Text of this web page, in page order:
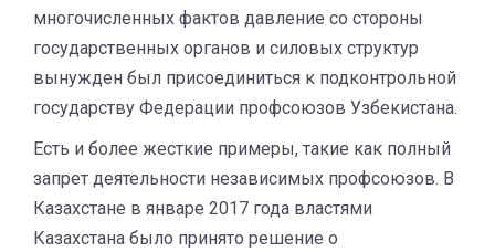
многочисленных фактов давление со стороны
государственных органов и силовых структур
вынужден был присоединиться к подконтрольной
государству Федерации профсоюзов Узбекистана.
Есть и более жесткие примеры, такие как полный
запрет деятельности независимых профсоюзов. В
Казахстане в январе 2017 года властями
Казахстана было принято решение о